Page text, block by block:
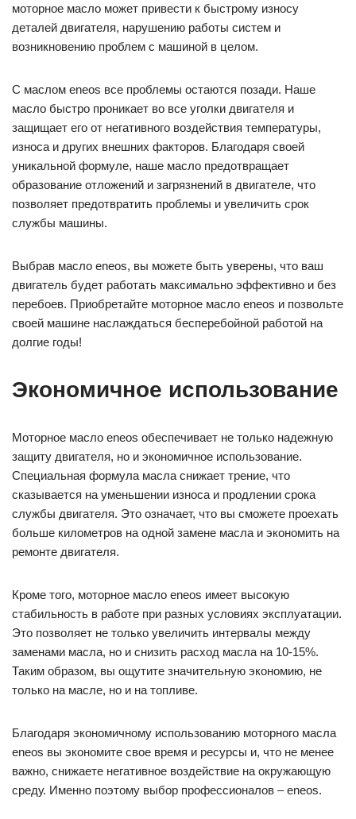
моторное масло может привести к быстрому износу
деталей двигателя, нарушению работы систем и
возникновению проблем с машиной в целом.
С маслом eneos все проблемы остаются позади. Наше
масло быстро проникает во все уголки двигателя и
защищает его от негативного воздействия температуры,
износа и других внешних факторов. Благодаря своей
уникальной формуле, наше масло предотвращает
образование отложений и загрязнений в двигателе, что
позволяет предотвратить проблемы и увеличить срок
службы машины.
Выбрав масло eneos, вы можете быть уверены, что ваш
двигатель будет работать максимально эффективно и без
перебоев. Приобретайте моторное масло eneos и позвольте
своей машине наслаждаться бесперебойной работой на
долгие годы!
Экономичное использование
Моторное масло eneos обеспечивает не только надежную
защиту двигателя, но и экономичное использование.
Специальная формула масла снижает трение, что
сказывается на уменьшении износа и продлении срока
службы двигателя. Это означает, что вы сможете проехать
больше километров на одной замене масла и экономить на
ремонте двигателя.
Кроме того, моторное масло eneos имеет высокую
стабильность в работе при разных условиях эксплуатации.
Это позволяет не только увеличить интервалы между
заменами масла, но и снизить расход масла на 10-15%.
Таким образом, вы ощутите значительную экономию, не
только на масле, но и на топливе.
Благодаря экономичному использованию моторного масла
eneos вы экономите свое время и ресурсы и, что не менее
важно, снижаете негативное воздействие на окружающую
среду. Именно поэтому выбор профессионалов – eneos.